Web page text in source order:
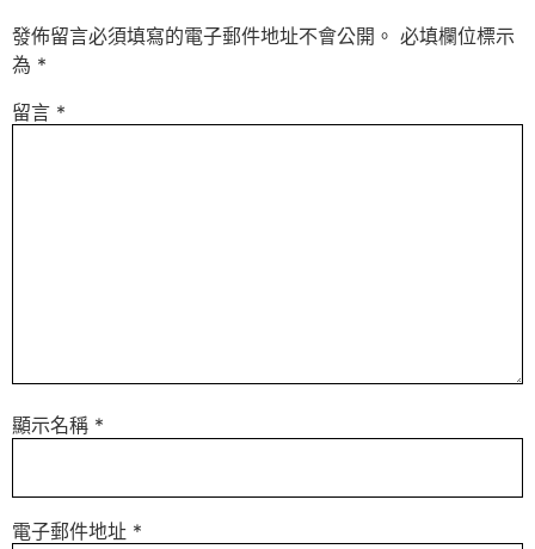
發佈留言必須填寫的電子郵件地址不會公開。 必填欄位標示
為 *
留言 *
顯示名稱 *
電子郵件地址 *